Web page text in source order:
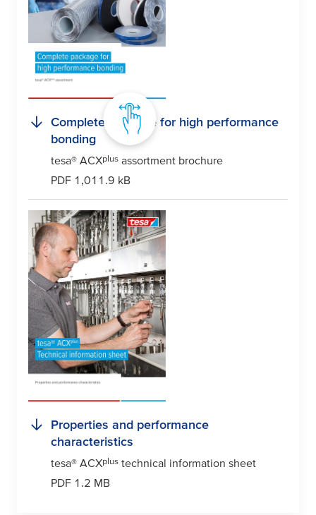
Complete package for high performance
bonding
tesa® ACXplus assortment brochure
PDF 1,011.9 kB
Properties and performance
characteristics
tesa® ACXplus technical information sheet
PDF 1.2 MB